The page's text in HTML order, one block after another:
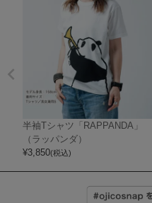
半袖Tシャツ「RAPPANDA」
（ラッパンダ）
¥3,850(税込)